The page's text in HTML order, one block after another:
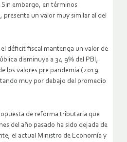
Sin embargo, en términos
presenta un valor muy similar al del
déficit fiscal mantenga un valor de
disminuya a 34.9% del PBI,
los valores pre pandemia (2019:
muy por debajo del promedio
de reforma tributaria que
del año pasado ha sido dejada de
el actual Ministro de Economía y